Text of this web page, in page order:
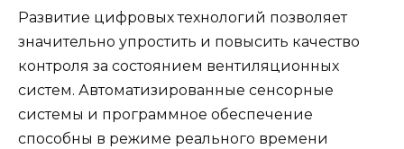
Развитие цифровых технологий позволяет
значительно упростить и повысить качество
контроля за состоянием вентиляционных
систем. Автоматизированные сенсорные
системы и программное обеспечение
способны в режиме реального времени